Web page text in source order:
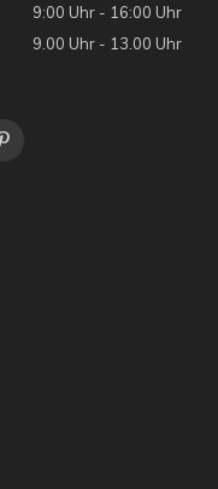
9:00 Uhr - 16:00 Uhr
9.00 Uhr - 13.00 Uhr